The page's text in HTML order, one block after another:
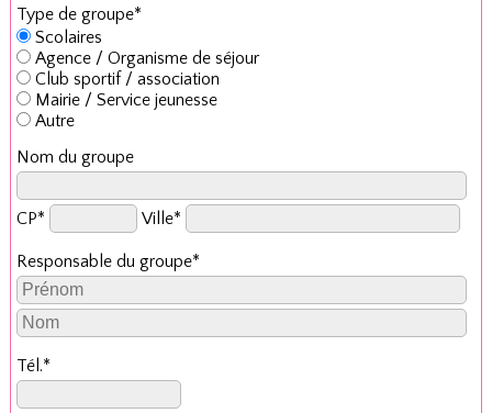
Type de groupe*
Scolaires
Agence / Organisme de séjour
Club sportif / association
Mairie / Service jeunesse
Autre
Nom du groupe
CP* Ville*
Responsable du groupe*
Tél.*